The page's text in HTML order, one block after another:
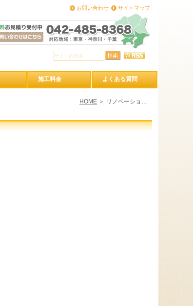
お問い合わせ サイトマップ
施工料金 よくある質問
HOME リノベーション事例